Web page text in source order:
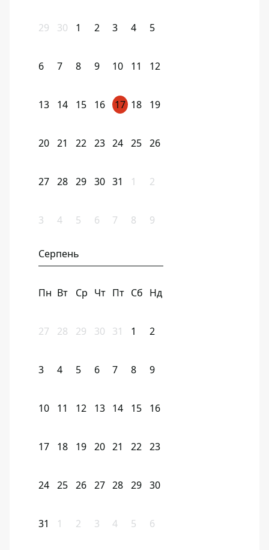
29 30 1 2 3 4 5
6 7 8 9 10 11 12
13 14 15 16 17 18 19
20 21 22 23 24 25 26
27 28 29 30 31 1 2
3 4 5 6 7 8 9
Серпень
Пн Вт Ср Чт Пт Сб Нд
27 28 29 30 31 1 2
3 4 5 6 7 8 9
10 11 12 13 14 15 16
17 18 19 20 21 22 23
24 25 26 27 28 29 30
31 1 2 3 4 5 6